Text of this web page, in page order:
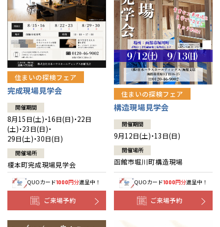
CMギャラリー
採用情報
住まいの探検フェア
完成現場見学会
開催期間
8月15日(土)・16日(日)・22日
(土)・23日(日)・
29日(土)・30日(日)
開催場所
榎本町完成現場見学会
QUOカード1000円分進呈中！
ご来場予約
住まいの探検フェア
構造現場見学会
開催期間
9月12日(土)・13日(日)
開催場所
函館市堀川町構造現場
QUOカード1000円分進呈中！
ご来場予約